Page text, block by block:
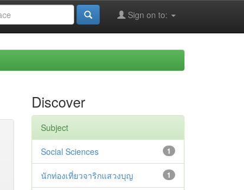
Sign on to:
Discover
Subject
1
Social Sciences
1
นักท่องเที่ยวจาริกแสวงบุญ